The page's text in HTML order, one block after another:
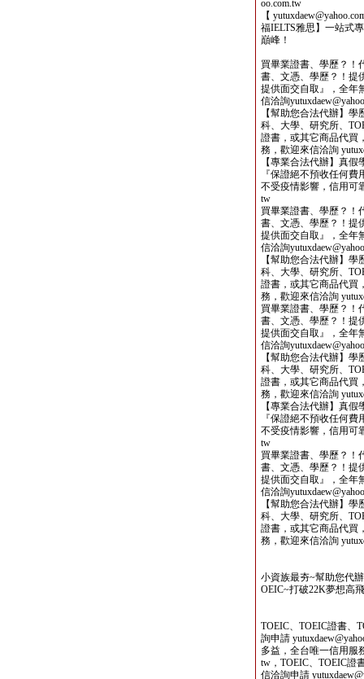
oo.com.tw
【
福IELTS雅思】一站式
巔峰！
買畢業證書、學歷？！
書、文憑、學歷？！提
提供面交自取』，全年
信洽詢
【幫助您合法代辦】
科、大學、研究所、
證書，或其它商品代買
務，歡迎來信洽詢
【專業合法代辦】真
『保證絕不預收任何
不受疫情影響，信用可
tw
買畢業證書、學歷？！
書、文憑、學歷？！提
提供面交自取』，全年
信洽詢
【幫助您合法代辦】
科、大學、研究所、
證書，或其它商品代買
務，歡迎來信洽詢
買畢業證書、學歷？！
書、文憑、學歷？！提
提供面交自取』，全年
信洽詢
【幫助您合法代辦】
科、大學、研究所、
證書，或其它商品代買
務，歡迎來信洽詢
【專業合法代辦】真
『保證絕不預收任何
不受疫情影響，信用可
tw
買畢業證書、學歷？！
書、文憑、學歷？！提
提供面交自取』，全年
信洽詢
【幫助您合法代辦】
科、大學、研究所、
證書，或其它商品代買
務，歡迎來信洽詢
小資族最夯~幫助您代
OEIC~打破22K夢想高
TOEIC、TOEIC證書、
詢申請
多益，全台唯一信用服
tw，TOEIC、TOEIC證
信洽詢申請